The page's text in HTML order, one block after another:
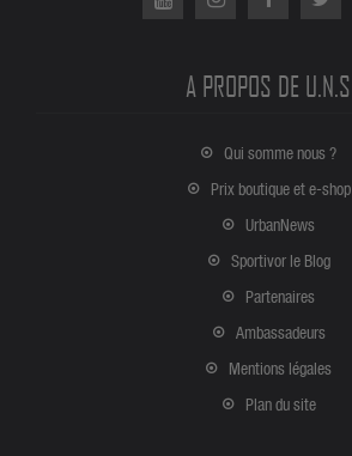
A PROPOS DE U.N.S
Qui somme nous ?
Prix boutique et e-shop
UrbanNews
Sportivor le Blog
Partenaires
Ambassadeurs
Mentions légales
Plan du site